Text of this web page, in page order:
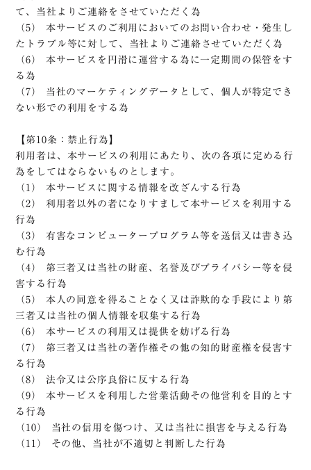
て、当社よりご連絡をさせていただく為
（5） 本サービスのご利用においてのお問い合わせ・発生し
たトラブル等に対して、当社よりご連絡させていただく為
（6） 本サービスを円滑に運営する為に一定期間の保管をす
る為
（7） 当社のマーケティングデータとして、個人が特定でき
ない形での利用をする為
【第10条：禁止行為】
利用者は、本サービスの利用にあたり、次の各項に定める行
為をしてはならないものとします。
（1） 本サービスに関する情報を改ざんする行為
（2） 利用者以外の者になりすまして本サービスを利用する
行為
（3） 有害なコンピュータープログラム等を送信又は書き込
む行為
（4） 第三者又は当社の財産、名誉及びプライバシー等を侵
害する行為
（5） 本人の同意を得ることなく又は詐欺的な手段により第
三者又は当社の個人情報を収集する行為
（6） 本サービスの利用又は提供を妨げる行為
（7） 第三者又は当社の著作権その他の知的財産権を侵害す
る行為
（8） 法令又は公序良俗に反する行為
（9） 本サービスを利用した営業活動その他営利を目的とす
る行為
（10） 当社の信用を傷つけ、又は当社に損害を与える行為
（11） その他、当社が不適切と判断した行為